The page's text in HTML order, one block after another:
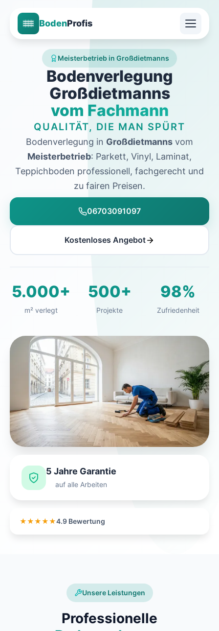
BodenProfis
Meisterbetrieb in Großdietmanns
Bodenverlegung
Großdietmanns
vom Fachmann
QUALITÄT, DIE MAN SPÜRT
Bodenverlegung in Großdietmanns vom
Meisterbetrieb: Parkett, Vinyl, Laminat,
Teppichboden professionell, fachgerecht und
zu fairen Preisen.
06703091097
Kostenloses Angebot
5.000+
m² verlegt
500+
Projekte
98%
Zufriedenheit
5 Jahre Garantie
auf alle Arbeiten
★★★★★4.9 Bewertung
Unsere Leistungen
Professionelle